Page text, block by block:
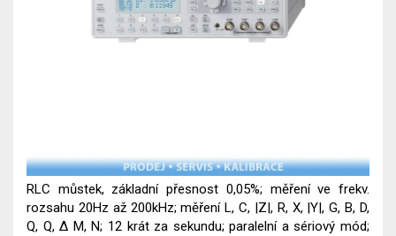
RLC můstek, základní přesnost 0,05%; měření ve frekv.
rozsahu 20Hz až 200kHz; měření L, C, |Z|, R, X, |Y|, G, B, D,
Q, Q, Δ M, N; 12 krát za sekundu; paralelní a sériový mód;